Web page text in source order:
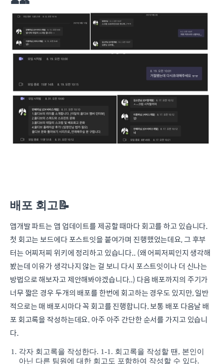
배포 회고📝
앱개발 파트는 앱 업데이트를 제공할 때마다 회고를 하고 있습니다.
첫 회고는 보드에다 포스트잇을 붙여가며 진행했었는데요, 그 후부
터는 어찌저찌 위키에 정리하고 있습니다.. (왜 어찌저찌인지 생각해
봤는데 이유가 생각나지 않는 걸 보니 다시 포스트잇이나 더 신나는
방법으로 해보자고 제안해봐야겠습니다..) 다음 배포까지의 주기가
너무 짧은 경우 두개의 배포를 한번에 회고하는 경우도 있지만, 일반
적으로는 매 배포시마다 꼭 회고를 진행합니다. 보통 배포 다음날 배
포 회고록을 작성하는데요. 아주 아주 간단한 순서를 가지고 있습니
다.
각자 회고록을 작성한다. 1-1. 회고록을 작성할 땐, 본인이
아닌 다른 팀원에 대한 회고도 포함하여 작성할 수 있다.